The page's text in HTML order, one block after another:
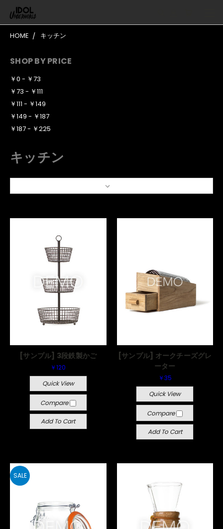
HOME キッチン
SHOP BY PRICE
￥0 - ￥73
￥73 - ￥111
￥111 - ￥149
￥149 - ￥187
￥187 - ￥225
キッチン
[サンプル] 3段鉄製かご
￥120
Quick View
Compare
Add To Cart
[サンプル] オークチーズグレ
ーター
￥35
Quick View
Compare
Add To Cart
SALE